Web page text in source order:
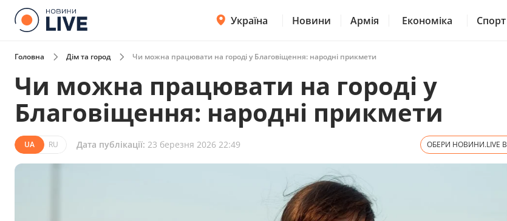
Україна Новини Армія Економіка Спорт
Головна Дім та город Чи можна працювати на городі у Благовіщення: народні прикмети
Чи можна працювати на городі у
Благовіщення: народні прикмети
UA RU Дата публікації: 23 березня 2026 22:49 ОБЕРИ НОВИНИ.LIVE В